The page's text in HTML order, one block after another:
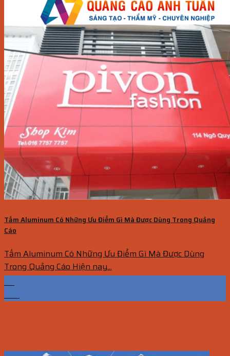
Tấm Aluminum Có Những Ưu Điểm Gì Mà Được Dùng Trong Quảng
Cáo
Tấm Aluminum Có Những Ưu Điểm Gì Mà Được Dùng
Trong Quảng Cáo Hiện nay...
09
Th6